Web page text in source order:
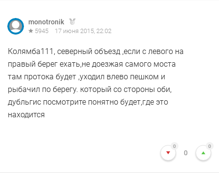
monotronik
5945 17 июня 2015, 22:02
Колямба111, северный объезд ,если с левого на
правый берег ехать,не доезжая самого моста
там протока будет ,уходил влево пешком и
рыбачил по берегу. который со стороны оби,
дубльгис посмотрите понятно будет,где это
находится
0
0
0